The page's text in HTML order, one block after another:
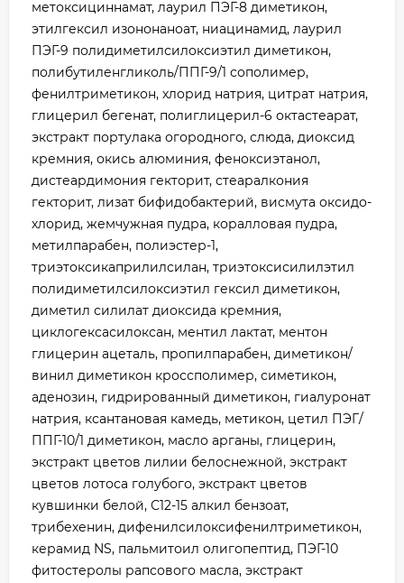
метоксициннамат, лаурил ПЭГ-8 диметикон,
этилгексил изононаноат, ниацинамид, лаурил
ПЭГ-9 полидиметилсилоксиэтил диметикон,
полибутиленгликоль/ППГ-9/1 сополимер,
фенилтриметикон, хлорид натрия, цитрат натрия,
глицерил бегенат, полиглицерил-6 октастеарат,
экстракт портулака огородного, слюда, диоксид
кремния, окись алюминия, феноксиэтанол,
дистеардимония гекторит, стеаралкония
гекторит, лизат бифидобактерий, висмута оксидо-
хлорид, жемчужная пудра, коралловая пудра,
метилпарабен, полиэстер-1,
триэтоксикаприлилсилан, триэтоксисилилэтил
полидиметилсилоксиэтил гексил диметикон,
диметил силилат диоксида кремния,
циклогексасилоксан, ментил лактат, ментон
глицерин ацеталь, пропилпарабен, диметикон/
винил диметикон кроссполимер, симетикон,
аденозин, гидрированный диметикон, гиалуронат
натрия, ксантановая камедь, метикон, цетил ПЭГ/
ППГ-10/1 диметикон, масло арганы, глицерин,
экстракт цветов лилии белоснежной, экстракт
цветов лотоса голубого, экстракт цветов
кувшинки белой, С12-15 алкил бензоат,
трибехенин, дифенилсилоксифенилтриметикон,
керамид NS, пальмитоил олигопептид, ПЭГ-10
фитостеролы рапсового масла, экстракт